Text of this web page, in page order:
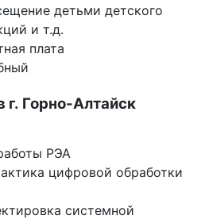
детьми детского
и т.д.
плата
Горно-Алтайск
РЭА
цифровой обработки
системной